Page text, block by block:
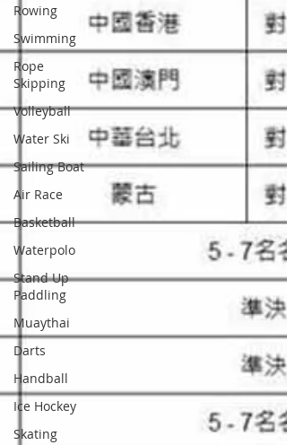
Rowing
Swimming
Rope
Skipping
Volleyball
Water Ski
Sailing Boat
Air Race
Basketball
Waterpolo
Stand Up
Paddling
Muaythai
Darts
Handball
Ice Hockey
Skating